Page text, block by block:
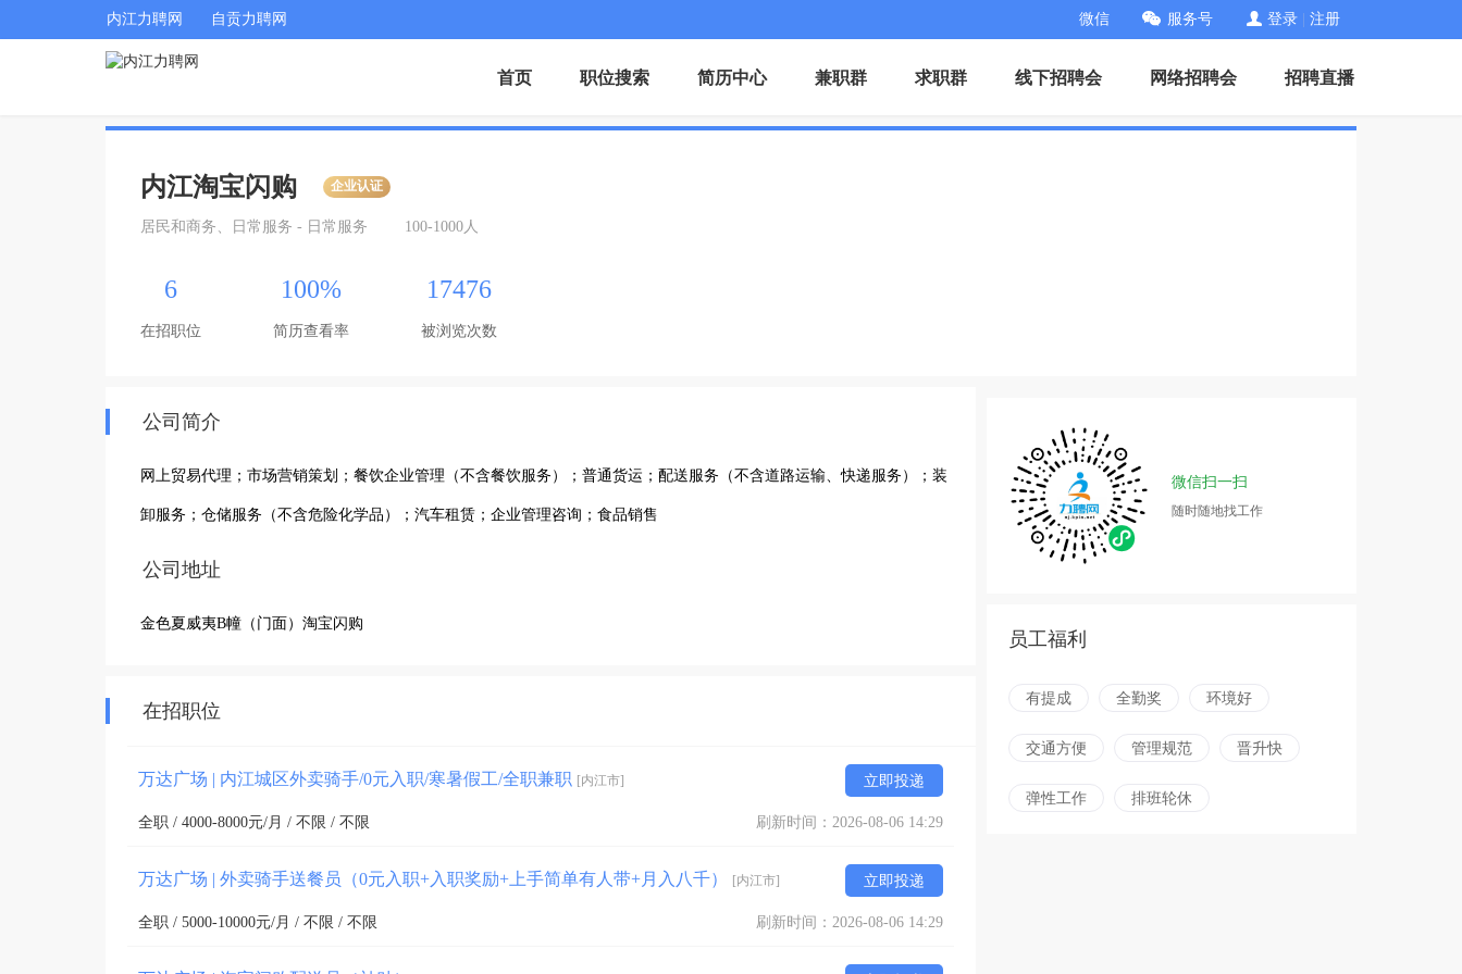
内江力聘网 自贡力聘网 微信 服务号 登录 注册
首页 职位搜索 简历中心 兼职群 求职群 线下招聘会 网络招聘会 招聘直播
内江淘宝闪购 企业认证
居民和商务、日常服务 - 日常服务 100-1000人
6
在招职位
100%
简历查看率
17476
被浏览次数
公司简介
网上贸易代理；市场营销策划；餐饮企业管理（不含餐饮服务）；普通货运；配送服务（不含道路运输、快递服务）；装
卸服务；仓储服务（不含危险化学品）；汽车租赁；企业管理咨询；食品销售
公司地址
金色夏威夷B幢（门面）淘宝闪购
在招职位
万达广场 | 内江城区外卖骑手/0元入职/寒暑假工/全职兼职 [内江市] 立即投递
全职 / 4000-8000元/月 / 不限 / 不限 刷新时间：2026-08-06 14:29
万达广场 | 外卖骑手送餐员（0元入职+入职奖励+上手简单有人带+月入八千） [内江市] 立即投递
全职 / 5000-10000元/月 / 不限 / 不限 刷新时间：2026-08-06 14:29
微信扫一扫
随时随地找工作
员工福利
有提成 全勤奖 环境好
交通方便 管理规范 晋升快
弹性工作 排班轮休